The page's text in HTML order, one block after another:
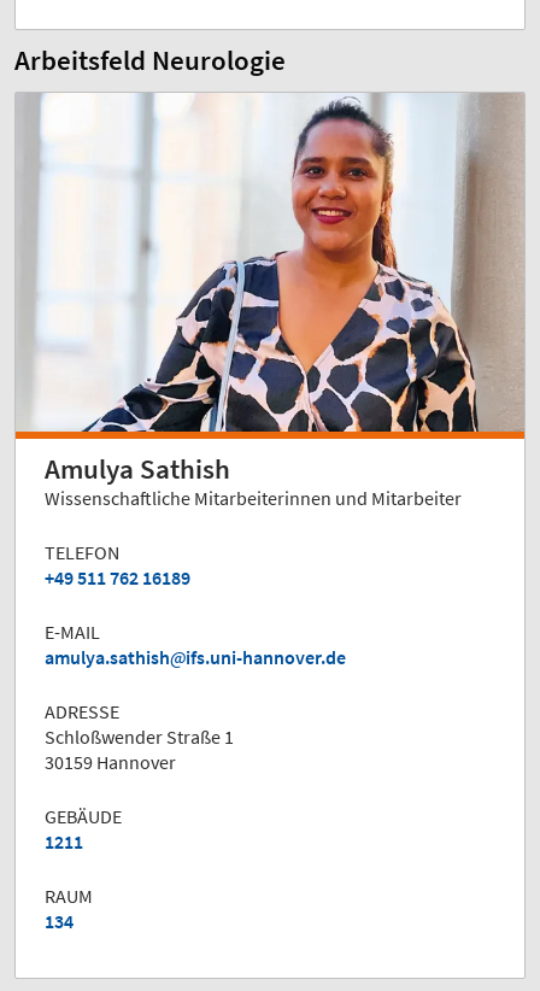
Arbeitsfeld Neurologie
Amulya Sathish
Wissenschaftliche Mitarbeiterinnen und Mitarbeiter
TELEFON
+49 511 762 16189
E-MAIL
amulya.sathish
ifs.uni-hannover.de
ADRESSE
Schloßwender Straße 1
30159 Hannover
GEBÄUDE
1211
RAUM
134